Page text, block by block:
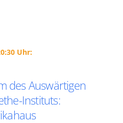
Uhr:
des Auswärtigen
Instituts: